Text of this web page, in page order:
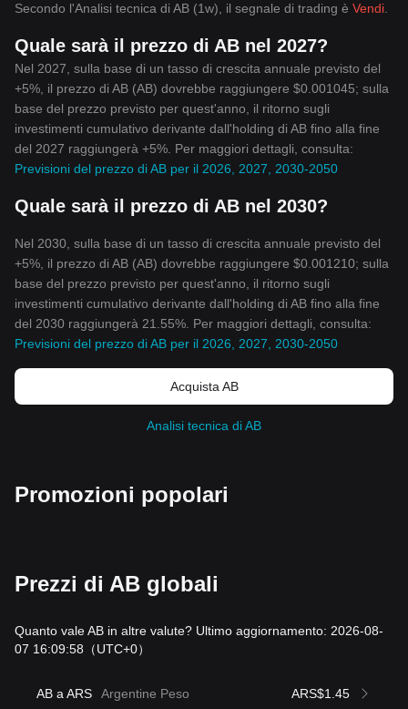
Secondo l'Analisi tecnica di AB (1w), il segnale di trading è Vendi
Quale sarà il prezzo di AB nel 2027?
Nel 2027, sulla base di un tasso di crescita annuale previsto del
+5%, il prezzo di AB (AB) dovrebbe raggiungere $0.001045; sulla
base del prezzo previsto per quest'anno, il ritorno sugli
investimenti cumulativo derivante dall'holding di AB fino alla fine
del 2027 raggiungerà +5%. Per maggiori dettagli, consulta:
Previsioni del prezzo di AB per il 2026, 2027, 2030-2050
Quale sarà il prezzo di AB nel 2030?
Nel 2030, sulla base di un tasso di crescita annuale previsto del
+5%, il prezzo di AB (AB) dovrebbe raggiungere $0.001210; sulla
base del prezzo previsto per quest'anno, il ritorno sugli
investimenti cumulativo derivante dall'holding di AB fino alla fine
del 2030 raggiungerà 21.55%. Per maggiori dettagli, consulta:
Previsioni del prezzo di AB per il 2026, 2027, 2030-2050
Acquista AB
Analisi tecnica di AB
Promozioni popolari
Prezzi di AB globali
Quanto vale AB in altre valute? Ultimo aggiornamento: 2026-08-
07 16:09:58 （UTC+0）
AB a ARS Argentine Peso ARS$1.45